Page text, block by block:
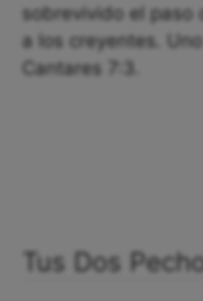
sobrevivido el paso
a los creyentes.
Cantares 7:3.
Tus Dos